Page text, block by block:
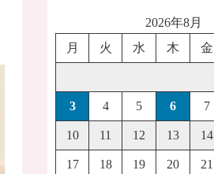
2026年8月
月
火 水 木 金
3 4 5 6 7
10 11 12 13 14
17 18 19 20 21